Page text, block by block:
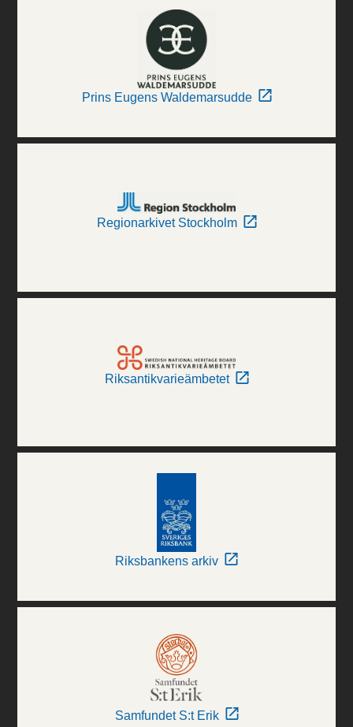
Prins Eugens Waldemarsudde
Regionarkivet Stockholm
Riksantikvarieämbetet
Riksbankens arkiv
Samfundet S:t Erik